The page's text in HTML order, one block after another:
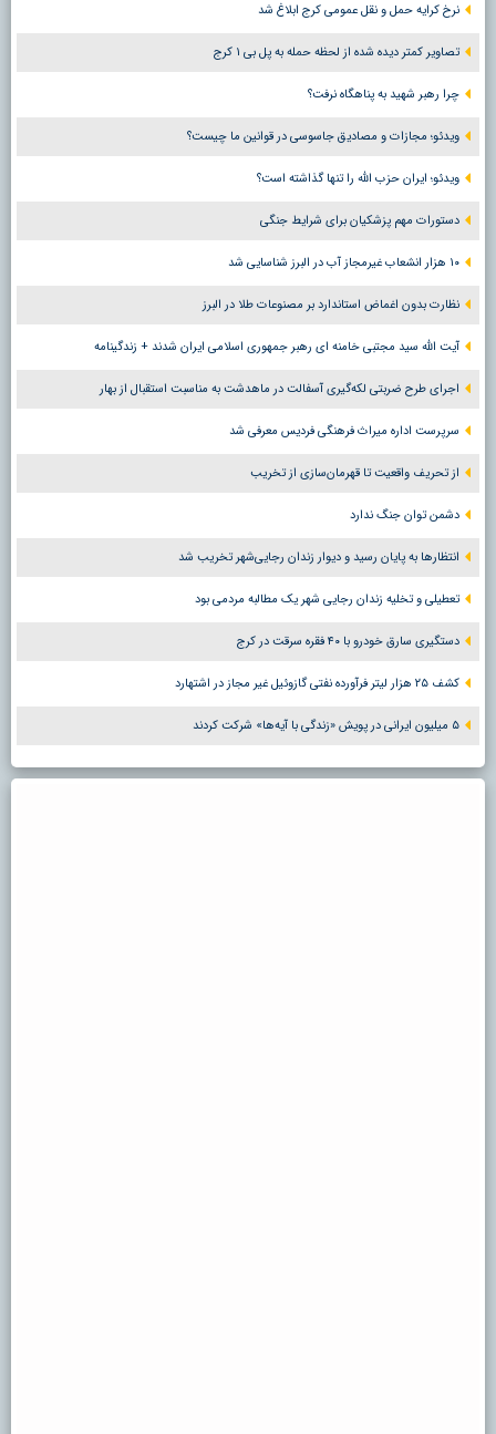
نرخ کرایه حمل و نقل عمومی کرج ابلاغ شد
تصاویر کمتر دیده شده از لحظه حمله به پل بی ۱ کرج
چرا رهبر شهید به پناهگاه نرفت؟
ویدئو؛ مجازات و مصادیق جاسوسی در قوانین ما چیست؟
ویدئو؛ ایران حزب الله را تنها گذاشته است؟
دستورات مهم پزشکیان برای شرایط جنگی
۱۰ هزار انشعاب غیرمجاز آب در البرز شناسایی شد
نظارت بدون اغماض استاندارد بر مصنوعات طلا در البرز
آیت الله سید مجتبی خامنه ای رهبر جمهوری اسلامی ایران شدند + زندگینامه
اجرای طرح ضربتی لکه‌گیری آسفالت در ماهدشت به مناسبت استقبال از بهار
سرپرست اداره میراث فرهنگی فردیس معرفی شد
از تحریف واقعیت تا قهرمان‌سازی از تخریب
دشمن توان جنگ ندارد
انتظارها به پایان رسید و دیوار زندان رجایی‌شهر تخریب شد
تعطیلی و تخلیه زندان رجایی شهر یک مطالبه مردمی بود
دستگیری سارق خودرو با ۴۰ فقره سرقت در کرج
کشف ۲۵ هزار لیتر فرآورده نفتی گازوئیل غیر مجاز در اشتهارد
۵ میلیون ایرانی در پویش «زندگی با آیه‌ها» شرکت کردند